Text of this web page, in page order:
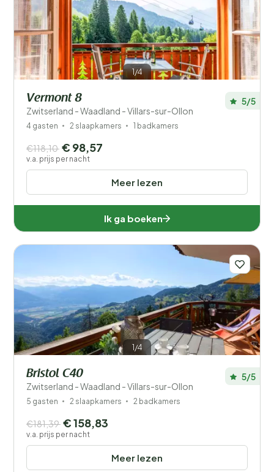
1/4
Vermont 8
Zwitserland - Waadland - Villars-sur-Ollon
5/5
4 gasten 2 slaapkamers 1 badkamers
Meer lezen
€118,10 € 98,57
v.a. prijs per nacht
Ik ga boeken
1/4
Bristol C40
Zwitserland - Waadland - Villars-sur-Ollon
5/5
5 gasten 2 slaapkamers 2 badkamers
Meer lezen
€181,39 € 158,83
v.a. prijs per nacht